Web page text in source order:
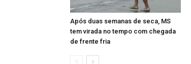
Após duas semanas de seca, MS
tem virada no tempo com chegada
de frente fria